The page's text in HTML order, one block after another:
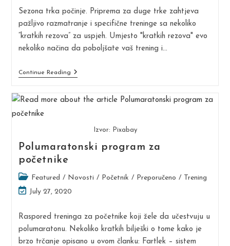
Sezona trka počinje. Priprema za duge trke zahtjeva
pažljivo razmatranje i specifične treninge sa nekoliko
“kratkih rezova” za uspjeh. Umjesto "kratkih rezova" evo
nekoliko načina da poboljšate vaš trening i…
Continue Reading4
Načina
Poboljšate
Izvor: Pixabay
Polumaratonski program za
početnike
Post
category:
Featured / Novosti / Početnik / Preporučeno / Trening
Post
modified:
July 27, 2020
Raspored treninga za početnike koji žele da učestvuju u
polumaratonu. Nekoliko kratkih bilješki o tome kako je
brzo trčanje opisano u ovom članku: Fartlek – sistem